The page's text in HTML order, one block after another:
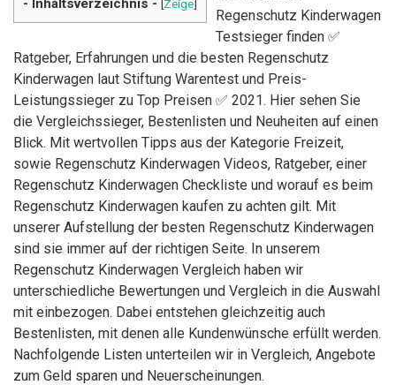
- Inhaltsverzeichnis - [Zeige]
Regenschutz Kinderwagen
Testsieger finden ✅
Ratgeber, Erfahrungen und die besten Regenschutz
Kinderwagen laut Stiftung Warentest und Preis-
Leistungssieger zu Top Preisen ✅ 2021. Hier sehen Sie
die Vergleichssieger, Bestenlisten und Neuheiten auf einen
Blick. Mit wertvollen Tipps aus der Kategorie Freizeit,
sowie Regenschutz Kinderwagen Videos, Ratgeber, einer
Regenschutz Kinderwagen Checkliste und worauf es beim
Regenschutz Kinderwagen kaufen zu achten gilt. Mit
unserer Aufstellung der besten Regenschutz Kinderwagen
sind sie immer auf der richtigen Seite. In unserem
Regenschutz Kinderwagen Vergleich haben wir
unterschiedliche Bewertungen und Vergleich in die Auswahl
mit einbezogen. Dabei entstehen gleichzeitig auch
Bestenlisten, mit denen alle Kundenwünsche erfüllt werden.
Nachfolgende Listen unterteilen wir in Vergleich, Angebote
zum Geld sparen und Neuerscheinungen.